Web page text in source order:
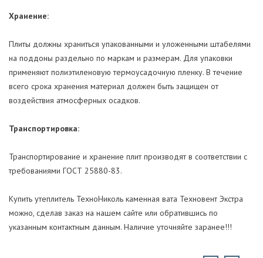
Хранение:
Плиты должны храниться упакованными и уложенными штабелями
на поддоны раздельно по маркам и размерам. Для упаковки
применяют полиэтиленовую термоусадочную пленку. В течение
всего срока хранения материал должен быть защищен от
воздействия атмосферных осадков.
Транспортировка:
Транспортирование и хранение плит производят в соответствии с
требованиями ГОСТ 25880-83.
Купить утеплитель ТехноНиколь каменная вата Техновент Экстра
можно, сделав заказ на нашем сайте или обратившись по
указанным контактным данным. Наличие уточняйте заранее!!!